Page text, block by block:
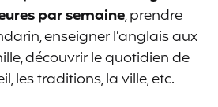
par semaine, prendre
enseigner l’anglais aux
découvrir le quotidien de
les traditions, la ville, etc.